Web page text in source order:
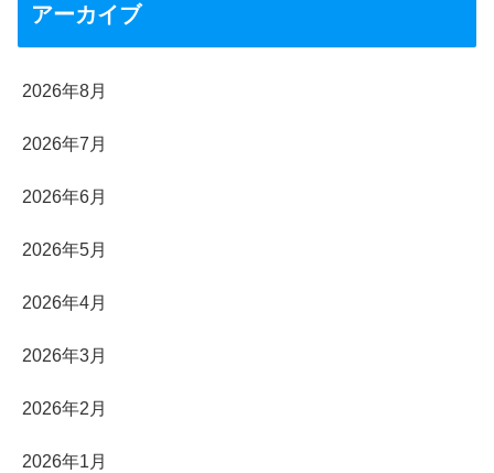
アーカイブ
2026年8月
2026年7月
2026年6月
2026年5月
2026年4月
2026年3月
2026年2月
2026年1月